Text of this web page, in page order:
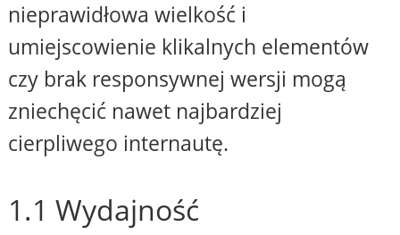
nieprawidłowa wielkość i
umiejscowienie klikalnych elementów
czy brak responsywnej wersji mogą
zniechęcić nawet najbardziej
cierpliwego internautę.
1.1 Wydajność